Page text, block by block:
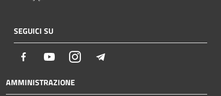
SEGUICI SU
Facebook YoutubeInstagram
AMMINISTRAZIONE